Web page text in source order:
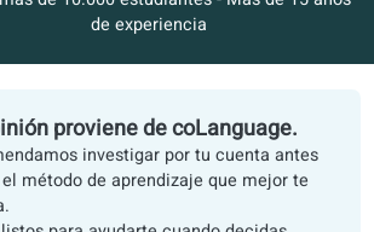
Inscríbete ya
de experiencia